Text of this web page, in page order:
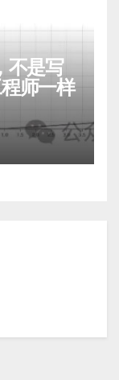
是写
师一样